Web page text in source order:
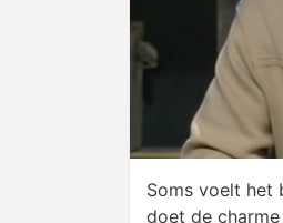
Soms voelt het
doet de